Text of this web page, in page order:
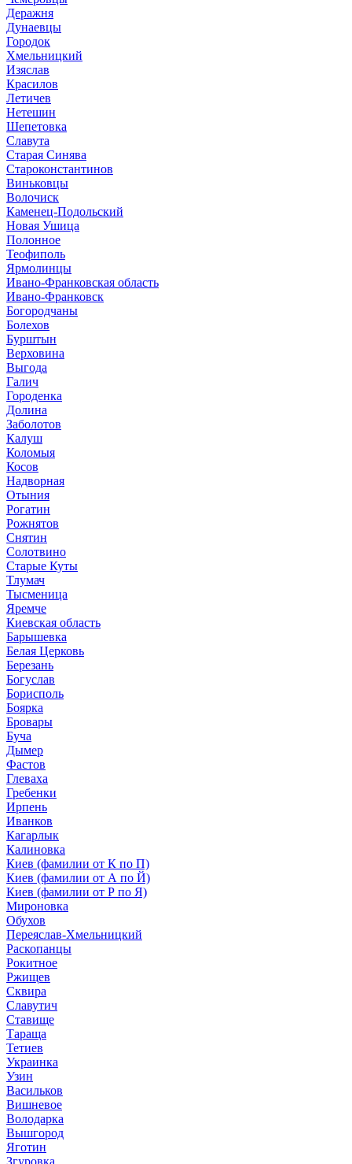
Деражня
Дунаевцы
Городок
Хмельницкий
Изяслав
Красилов
Летичев
Нетешин
Шепетовка
Славута
Старая Синява
Староконстантинов
Виньковцы
Волочиск
Каменец-Подольский
Новая Ушица
Полонное
Теофиполь
Ярмолинцы
Ивано-Франковская область
Ивано-Франковск
Богородчаны
Болехов
Бурштын
Верховина
Выгода
Галич
Городенка
Долина
Заболотов
Калуш
Коломыя
Косов
Надворная
Отыния
Рогатин
Рожнятов
Снятин
Солотвино
Старые Куты
Тлумач
Тысменица
Яремче
Киевская область
Барышевка
Белая Церковь
Березань
Богуслав
Борисполь
Боярка
Бровары
Буча
Дымер
Фастов
Глеваха
Гребенки
Ирпень
Иванков
Кагарлык
Калиновка
Киев (фамилии от К по П)
Киев (фамилии от А по Й)
Киев (фамилии от Р по Я)
Мироновка
Обухов
Переяслав-Хмельницкий
Раскопанцы
Рокитное
Ржищев
Сквира
Славутич
Ставище
Тараща
Тетиев
Украинка
Узин
Васильков
Вишневое
Володарка
Вышгород
Яготин
Згуровка